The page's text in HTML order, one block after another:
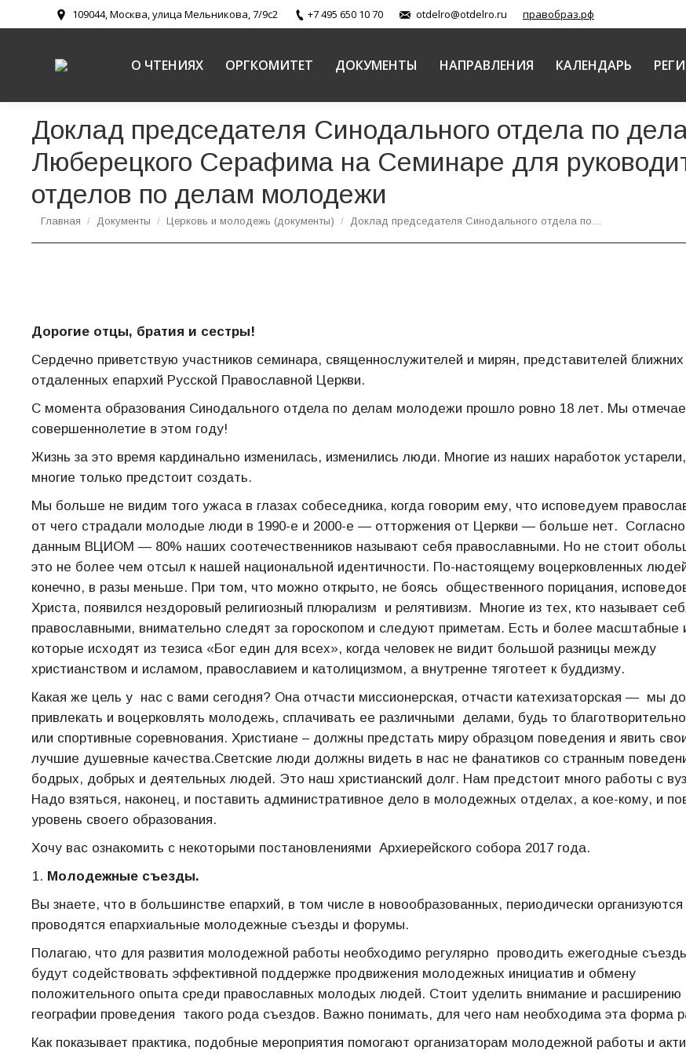
109044, Москва, улица Мельникова, 7/9с2 +7 495 650 10 70 otdelro@otdelro.ru правобраз.рф
О ЧТЕНИЯХ ОРГКОМИТЕТ ДОКУМЕНТЫ НАПРАВЛЕНИЯ КАЛЕНДАРЬ
Доклад председателя Синодального отдела по
Люберецкого Серафима на Семинаре для
отделов по делам молодежи
Вы здесь:
Главная Документы Церковь и молодежь (документы) Доклад председателя Синодального отдела по…
Дорогие отцы, братия и сестры!
Сердечно приветствую участников семинара, священнослужителей и мирян, представителей ближних
отдаленных епархий Русской Православной Церкви.
С момента образования Синодального отдела по делам молодежи прошло ровно 18 лет. Мы
совершеннолетие в этом году!
Жизнь за это время кардинально изменилась, изменились люди. Многие из наших наработок
многие только предстоит создать.
Мы больше не видим того ужаса в глазах собеседника, когда говорим ему, что исповедуем
от чего страдали молодые люди в 1990-е и 2000-е — отторжения от Церкви — больше нет. Согласно
данным ВЦИОМ — 80% наших соотечественников называют себя православными. Но не стоит
это не более чем отсыл к нашей национальной идентичности. По-настоящему воцерковленных
конечно, в разы меньше. При том, что можно открыто, не боясь общественного порицания,
Христа, появился нездоровый религиозный плюрализм и релятивизм. Многие из тех, кто называет
православными, внимательно следят за гороскопом и следуют приметам. Есть и более масштабные
которые исходят из тезиса «Бог един для всех», когда человек не видит большой разницы между
христианством и исламом, православием и католицизмом, а внутренне тяготеет к буддизму.
Какая же цель у нас с вами сегодня? Она отчасти миссионерская, отчасти катехизаторская — мы
привлекать и воцерковлять молодежь, сплачивать ее различными делами, будь то
или спортивные соревнования. Христиане – должны предстать миру образцом поведения и явить
лучшие душевные качества.Светские люди должны видеть в нас не фанатиков со странным
бодрых, добрых и деятельных людей. Это наш христианский долг. Нам предстоит много работы с
Надо взяться, наконец, и поставить административное дело в молодежных отделах, а кое-кому, и
уровень своего образования.
Хочу вас ознакомить с некоторыми постановлениями Архиерейского собора 2017 года.
Молодежные съезды.
Вы знаете, что в большинстве епархий, в том числе в новообразованных, периодически организуются
проводятся епархиальные молодежные съезды и форумы.
Полагаю, что для развития молодежной работы необходимо регулярно проводить ежегодные
будут содействовать эффективной поддержке продвижения молодежных инициатив и обмену
положительного опыта среди православных молодых людей. Стоит уделить внимание и расширению
географии проведения такого рода съездов. Важно понимать, для чего нам необходима эта форма
Как показывает практика, подобные мероприятия помогают организаторам молодежной работы и